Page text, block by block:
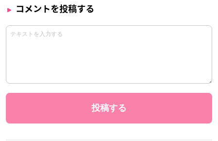
コメントを投稿する